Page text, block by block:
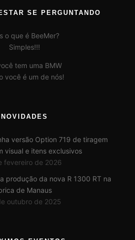
SE PERGUNTANDO
o que é BeeMer?
Simples!!!
tem uma BMW
você é um de nós!
NOVIDADES
versão Option 719 de tiragem
visual e itens exclusivos
fevereiro de 2026
produção da nova R 1300 RT na
de Manaus
outubro de 2025